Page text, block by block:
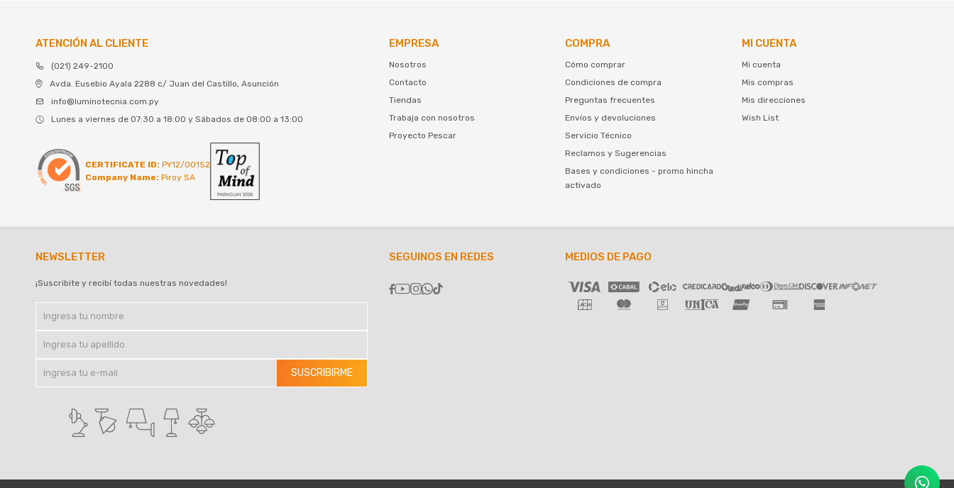
ATENCIÓN AL CLIENTE
(021) 249-2100
Avda. Eusebio Ayala 2288 c/ Juan del Castillo, Asunción
info@luminotecnia.com.py
Lunes a viernes de 07:30 a 18:00 y Sábados de 08:00 a 13:00
CERTIFICATE ID: PY12/00152
Company Name: Piroy SA
EMPRESA
Nosotros
Contacto
Tiendas
Trabaja con nosotros
Proyecto Pescar
COMPRA
Cómo comprar
Condiciones de compra
Preguntas frecuentes
Envíos y devoluciones
Servicio Técnico
Reclamos y Sugerencias
Bases y condiciones - promo hincha
activado
MI CUENTA
Mi cuenta
Mis compras
Mis direcciones
Wish List
NEWSLETTER
¡Suscribite y recibí todas nuestras novedades!
SUSCRIBIRME
SEGUINOS EN REDES

MEDIOS DE PAGO